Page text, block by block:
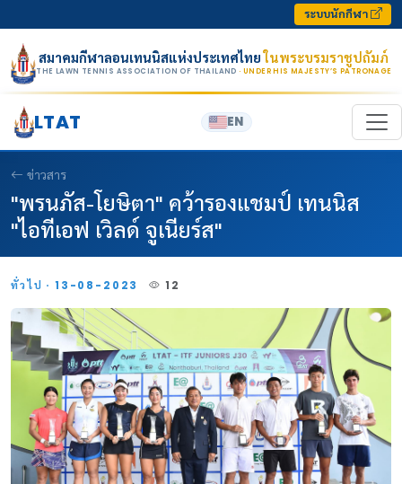
ระบบนักกีฬา
สมาคมกีฬาลอนเทนนิสแห่งประเทศไทยในพระบรมราชูปถัมภ์
THE LAWN TENNIS ASSOCIATION OF THAILAND · UNDER HIS MAJESTY’S PATRONAGE
LTAT EN
ข่าวสาร
"พรนภัส-โยษิตา" คว้ารองแชมป์ เทนนิส
"ไอทีเอฟ เวิลด์ จูเนียร์ส"
ทั่วไป · 13-08-2023 12